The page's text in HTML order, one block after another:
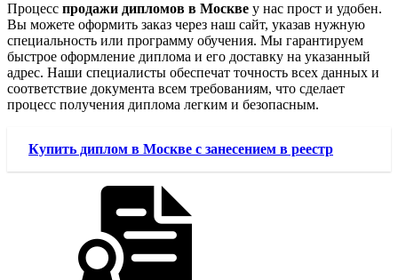
Процесс продажи дипломов в Москве у нас прост и удобен.
Вы можете оформить заказ через наш сайт, указав нужную
специальность или программу обучения. Мы гарантируем
быстрое оформление диплома и его доставку на указанный
адрес. Наши специалисты обеспечат точность всех данных и
соответствие документа всем требованиям, что сделает
процесс получения диплома легким и безопасным.
Купить диплом в Москве с занесением в реестр